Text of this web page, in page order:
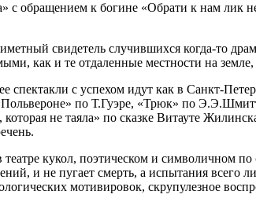
с обращением к богине «Обрати к нам
свидетель случившихся когда-то
как и те отдаленные местности на
с успехом идут как в Санкт-
по Т.Гуэре, «Трюк» по
не таяла» по сказке Витауте
кукол, поэтическом и символичном
и не пугает смерть, а испытания
мотивировок, скрупулезное